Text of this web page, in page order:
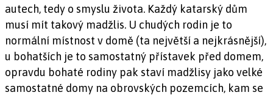
autech, tedy o smyslu života. Každý katarský dům
musí mít takový madžlis. U chudých rodin je to
normální místnost v domě (ta největší a nejkrásnější),
u bohatších je to samostatný přístavek před domem,
opravdu bohaté rodiny pak staví madžlisy jako velké
samostatné domy na obrovských pozemcích, kam se